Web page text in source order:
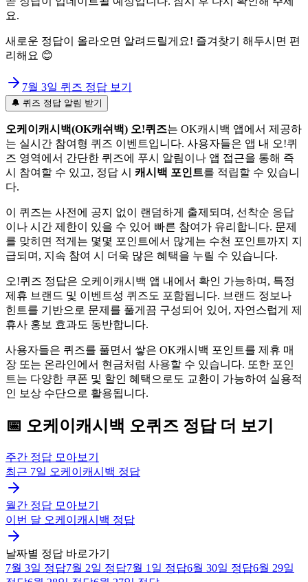
요.
새로운 정답이 올라오면 알려드릴게요! 즐겨찾기 해두시면 편
리해요 😊
7월 3일 퀴즈 정답 보기
🔔 퀴즈 정답 알림 받기
오케이캐시백(OK캐쉬백) 오!퀴즈는 OK캐시백 앱에서 제공하
는 실시간 참여형 퀴즈 이벤트입니다. 사용자들은 앱 내 오!퀴
즈 영역에서 간단한 퀴즈에 푸시 알림이나 앱 접근을 통해 즉
시 참여할 수 있고, 정답 시 캐시백 포인트를 적립할 수 있습니
다.
이 퀴즈는 사전에 공지 없이 랜덤하게 출제되며, 선착순 응답
이나 시간 제한이 있을 수 있어 빠른 참여가 유리합니다. 문제
를 맞히면 적게는 몇몇 포인트에서 많게는 수천 포인트까지 지
급되며, 지속 참여 시 더욱 많은 혜택을 누릴 수 있습니다.
오!퀴즈 정답은 오케이캐시백 앱 내에서 확인 가능하며, 특정
제휴 브랜드 및 이벤트성 퀴즈도 포함됩니다. 브랜드 정보나
힌트를 기반으로 문제를 풀게끔 구성되어 있어, 자연스럽게 제
휴사 홍보 효과도 동반합니다.
사용자들은 퀴즈를 풀면서 쌓은 OK캐시백 포인트를 제휴 매
장 또는 온라인에서 현금처럼 사용할 수 있습니다. 또한 포인
트는 다양한 쿠폰 및 할인 혜택으로도 교환이 가능하여 실용적
인 보상 수단으로 활용됩니다.
📅 오케이캐시백 오퀴즈 정답 더 보기
주간 정답 모아보기
최근 7일 오케이캐시백 정답
월간 정답 모아보기
이번 달 오케이캐시백 정답
날짜별 정답 바로가기
7월 3일 정답7월 2일 정답7월 1일 정답6월 30일 정답6월 29일